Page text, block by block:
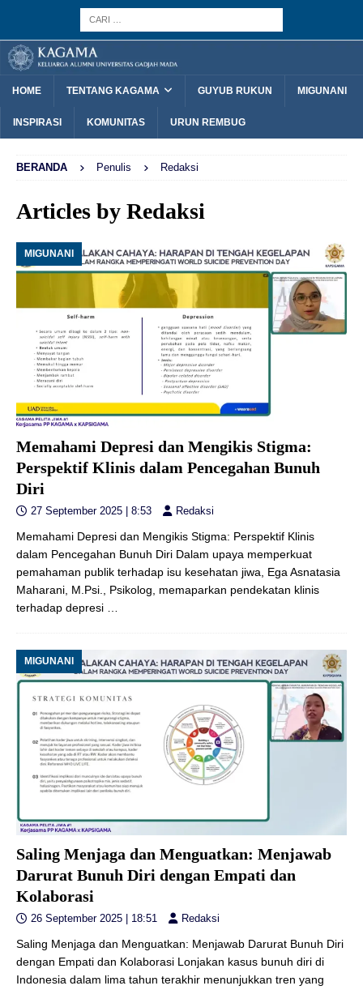
HOME TENTANG KAGAMA GUYUB RUKUN MIGUNANI
INSPIRASI KOMUNITAS URUN REMBUG
BERANDA Penulis Redaksi
Articles by Redaksi
MIGUNANI
Memahami Depresi dan Mengikis Stigma:
Perspektif Klinis dalam Pencegahan Bunuh
Diri
27 September 2025 | 8:53 Redaksi
Memahami Depresi dan Mengikis Stigma: Perspektif Klinis
dalam Pencegahan Bunuh Diri Dalam upaya memperkuat
pemahaman publik terhadap isu kesehatan jiwa, Ega Asnatasia
Maharani, M.Psi., Psikolog, memaparkan pendekatan klinis
terhadap depresi
MIGUNANI
Saling Menjaga dan Menguatkan: Menjawab
Darurat Bunuh Diri dengan Empati dan
Kolaborasi
26 September 2025 | 18:51 Redaksi
Saling Menjaga dan Menguatkan: Menjawab Darurat Bunuh Diri
dengan Empati dan Kolaborasi Lonjakan kasus bunuh diri di
Indonesia dalam lima tahun terakhir menunjukkan tren yang